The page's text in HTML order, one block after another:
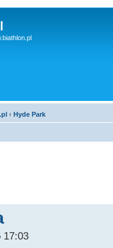
‹ Hyde Park